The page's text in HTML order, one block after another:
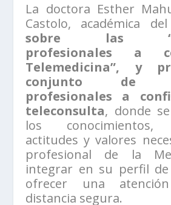
La doctora Esther
Castolo, académica
sobre las
profesionales a
Telemedicina”, y
conjunto de
profesionales a
teleconsulta, donde
los conocimientos,
actitudes y valores
profesional de la
integrar en su perfil
ofrecer una
distancia segura.